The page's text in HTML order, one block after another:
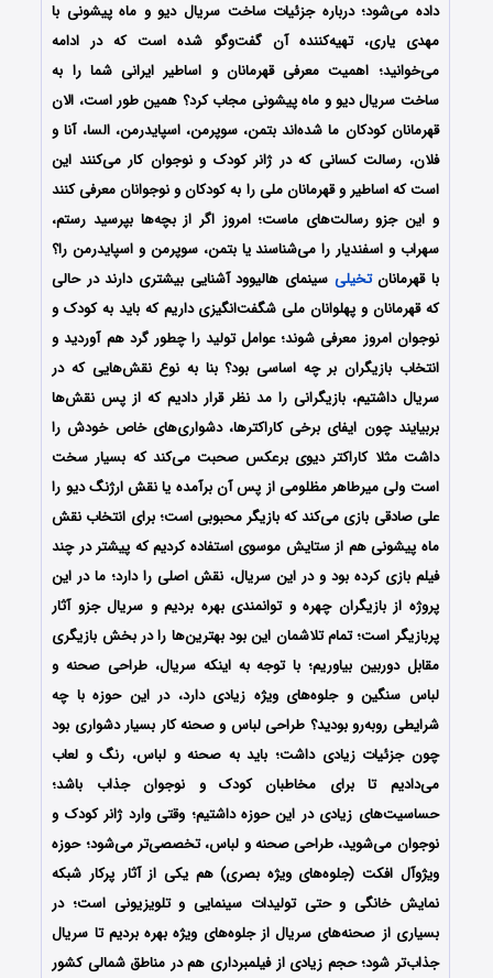
داده می‌شود؛ درباره جزئیات ساخت سریال دیو و ماه پیشونی با
مهدی یاری، تهیه‌کننده آن گفت‌وگو شده است که در ادامه
می‌خوانید؛ اهمیت معرفی قهرمانان و اساطیر ایرانی شما را به
ساخت سریال دیو و ماه پیشونی مجاب کرد؟ همین طور است، الان
قهرمانان کودکان ما شده‌اند بتمن، سوپرمن، اسپایدرمن، السا، آنا و
فلان، رسالت کسانی که در ژانر کودک و نوجوان کار می‌کنند این
است که اساطیر و قهرمانان ملی را به کودکان و نوجوانان معرفی کنند
و این جزو رسالت‌های ماست؛ امروز اگر از بچه‌ها بپرسید رستم،
سهراب و اسفندیار را می‌شناسند یا بتمن، سوپرمن و اسپایدرمن را؟
با قهرمانانتخیلی سینمای ‌هالیوود آشنایی بیشتری دارند در حالی
که قهرمانان و پهلوانان ملی شگفت‌انگیزی داریم که باید به کودک و
نوجوان امروز معرفی شوند؛ عوامل تولید را چطور گرد هم آوردید و
انتخاب بازیگران بر چه اساسی بود؟ بنا به نوع نقش‌هایی که در
سریال داشتیم، بازیگرانی را مد نظر قرار دادیم که از پس نقش‌ها
بربیایند چون ایفای برخی کاراکترها، دشواری‌های خاص خودش را
داشت مثلا کاراکتر دیوی برعکس صحبت می‌کند که بسیار سخت
است ولی میرطاهر مظلومی از پس آن برآمده یا نقش ارژنگ دیو را
علی صادقی بازی می‌کند که بازیگر محبوبی است؛ برای انتخاب نقش
ماه پیشونی هم از ستایش موسوی استفاده کردیم که پیشتر در چند
فیلم بازی کرده بود و در این سریال، نقش اصلی را دارد؛ ما در این
پروژه از بازیگران چهره و توانمندی بهره بردیم و سریال جزو آثار
پربازیگر است؛ تمام تلاشمان این بود بهترین‌ها را در بخش بازیگری
مقابل دوربین بیاوریم؛ با توجه به اینکه سریال، طراحی صحنه و
لباس سنگین و جلوه‌های ویژه زیادی دارد، در این حوزه با چه
شرایطی روبه‌رو بودید؟ طراحی لباس و صحنه کار بسیار دشواری بود
چون جزئیات زیادی داشت؛ باید به صحنه و لباس، رنگ و لعاب
می‌دادیم تا برای مخاطبان کودک و نوجوان جذاب باشد؛
حساسیت‌های زیادی در این حوزه داشتیم؛ وقتی وارد ژانر کودک و
نوجوان می‌شوید، طراحی صحنه و لباس، تخصصی‌تر می‌شود؛ حوزه
ویژوآل افکت (جلوه‌های ویژه بصری) هم یکی از آثار پرکار شبکه
نمایش خانگی و حتی تولیدات سینمایی و تلویزیونی است؛ در
بسیاری از صحنه‌های سریال از جلوه‌های ویژه بهره بردیم تا سریال
جذاب‌تر شود؛ حجم زیادی از فیلمبرداری هم در مناطق شمالی کشور